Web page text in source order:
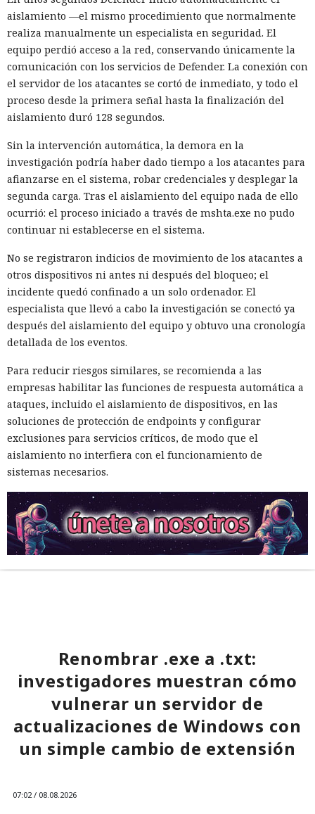
aislamiento —el mismo procedimiento que normalmente
realiza manualmente un especialista en seguridad. El
equipo perdió acceso a la red, conservando únicamente la
comunicación con los servicios de Defender. La conexión con
el servidor de los atacantes se cortó de inmediato, y todo el
proceso desde la primera señal hasta la finalización del
aislamiento duró 128 segundos.
Sin la intervención automática, la demora en la
investigación podría haber dado tiempo a los atacantes para
afianzarse en el sistema, robar credenciales y desplegar la
segunda carga. Tras el aislamiento del equipo nada de ello
ocurrió: el proceso iniciado a través de mshta.exe no pudo
continuar ni establecerse en el sistema.
No se registraron indicios de movimiento de los atacantes a
otros dispositivos ni antes ni después del bloqueo; el
incidente quedó confinado a un solo ordenador. El
especialista que llevó a cabo la investigación se conectó ya
después del aislamiento del equipo y obtuvo una cronología
detallada de los eventos.
Para reducir riesgos similares, se recomienda a las
empresas habilitar las funciones de respuesta automática a
ataques, incluido el aislamiento de dispositivos, en las
soluciones de protección de endpoints y configurar
exclusiones para servicios críticos, de modo que el
aislamiento no interfiera con el funcionamiento de
sistemas necesarios.
Renombrar .exe a .txt:
investigadores muestran cómo
vulnerar un servidor de
actualizaciones de Windows con
un simple cambio de extensión
07:02 / 08.08.2026